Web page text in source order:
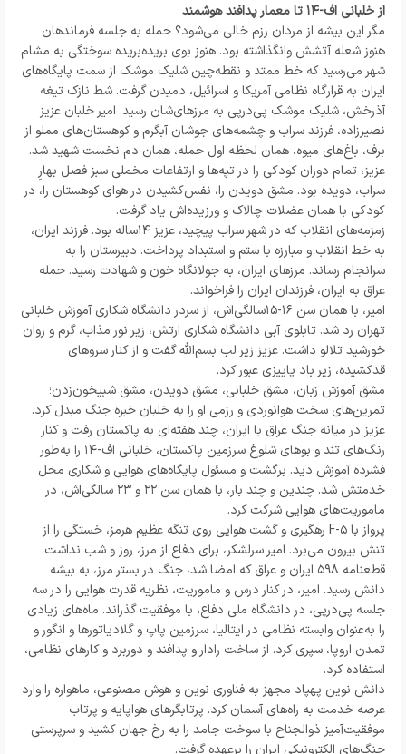
از خلبانی اف-۱۴ تا معمار پدافند هوشمند
مگر این بیشه از مردان رزم خالی می‌شود؟ حمله به جلسه فرماندهان
هنوز شعله آتشش وانگذاشته بود. هنوز بوی بریده‌بریده سوختگی به مشام
شهر می‌رسید که خط ممتد و نقطه‌چین شلیک موشک از سمت پایگاه‌های
ایران به قرارگاه نظامی آمریکا و اسرائیل، دمیدن گرفت. شط نازک تیغه
آذرخش، شلیک موشک پی‌درپی به مرزهای‌شان رسید. امیر خلبان عزیز
نصیرزاده، فرزند سراب و چشمه‌های جوشان آبگرم و کوهستان‌های مملو از
برف، باغ‌های میوه، همان لحظه اول حمله، همان دم نخست شهید شد.
عزیز، تمام دوران کودکی را در تپه‌ها و ارتفاعات مخملی سبز فصل بهارِ
سراب، دویده بود. مشق دویدن را، نفس‌کشیدن در هوای کوهستان را، در
کودکی با همان عضلات چالاک و ورزیده‌اش یاد گرفت.
زمزمه‌های انقلاب که در شهر سراب پیچید، عزیز ۱۴‌ساله بود. فرزند ایران،
به خط انقلاب و مبارزه با ستم و استبداد پرداخت. دبیرستان را به
سرانجام رساند. مرزهای ایران، به جولانگاه خون و شهادت رسید. حمله
عراق به ایران، فرزندان ایران را فراخواند.
امیر، با همان سن ۱۶-۱۵سالگی‌اش، از سردر دانشگاه شکاری آموزش خلبانی
تهران رد شد. تابلوی آبی دانشگاه شکاری ارتش، زیر نور مذاب، گرم و روان
خورشید تلالو داشت. عزیز زیر لب بسم‌الله گفت و از کنار سروهای
قدکشیده، زیر باد پاییزی عبور کرد.
مشق آموزش زبان، مشق خلبانی، مشق دویدن، مشق شبیخون‌زدن؛
تمرین‌های سخت هوانوردی و رزمی او را به خلبان خبره جنگ مبدل کرد.
عزیز در میانه جنگ عراق با ایران، چند هفته‌ای به پاکستان رفت و کنار
رنگ‌های تند و بوهای شلوغ سرزمین پاکستان، خلبانی اف-۱۴ را به‌طور
فشرده آموزش دید. برگشت و مسئول پایگاه‌های هوایی و شکاری محل
خدمتش شد. چندین و چند بار، با همان سن ۲۲ و ۲۳ سالگی‌اش، در
ماموریت‌های هوایی شرکت کرد.
پرواز با F-۵ رهگیری و گشت هوایی روی تنگه عظیم هرمز، خستگی را از
تنش بیرون می‌برد. امیر سرلشکر، برای دفاع از مرز، روز و شب نداشت.
قطعنامه ۵۹۸ ایران و عراق که امضا شد، جنگ در بستر مرز، به بیشه
دانش رسید. امیر، در کنار درس و ماموریت، نظریه قدرت هوایی را در سه
جلسه پی‌درپی، در دانشگاه ملی دفاع، با موفقیت گذراند. ماه‌های زیادی
را به‌عنوان وابسته نظامی در ایتالیا، سرزمین پاپ و گلادیاتورها و انگور و
تمدن اروپا، سپری کرد. از ساخت رادار و پدافند و دوربرد و کارهای نظامی،
استفاده کرد.
دانش نوین پهپاد مجهز به فناوری نوین و هوش مصنوعی، ماهواره را وارد
عرصه خدمت به راه‌های آسمان کرد. پرتابگرهای هواپایه و پرتاب
موفقیت‌آمیز ذوالجناح با سوخت جامد را به رخ جهان کشید و سرپرستی
جنگ‌های الکترونیکی ایران را برعهده گرفت.